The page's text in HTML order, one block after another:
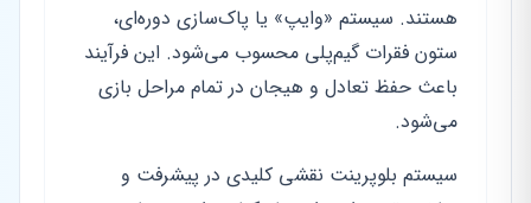
هستند. سیستم «وایپ» یا پاک‌سازی دوره‌ای،
ستون فقرات گیم‌پلی محسوب می‌شود. این فرآیند
باعث حفظ تعادل و هیجان در تمام مراحل بازی
می‌شود.
سیستم بلوپرینت نقشی کلیدی در پیشرفت و